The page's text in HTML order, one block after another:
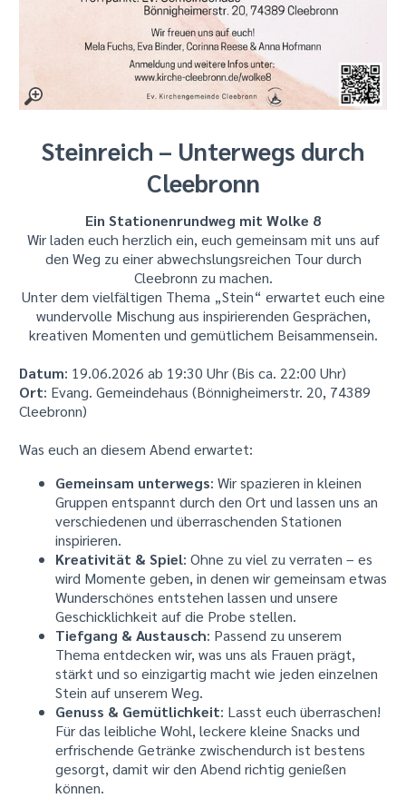
Steinreich – Unterwegs durch
Cleebronn
Ein Stationenrundweg mit Wolke 8
​Wir laden euch herzlich ein, euch gemeinsam mit uns auf
den Weg zu einer abwechslungsreichen Tour durch
Cleebronn zu machen.
Unter dem vielfältigen Thema „Stein“ erwartet euch eine
wundervolle Mischung aus inspirierenden Gesprächen,
kreativen Momenten und gemütlichem Beisammensein.
Datum: 19.06.2026 ab 19:30 Uhr (Bis ca. 22:00 Uhr)
Ort: Evang. Gemeindehaus (Bönnigheimerstr. 20, 74389
Cleebronn)
Was euch an diesem Abend erwartet:
Gemeinsam unterwegs: Wir spazieren in kleinen
Gruppen entspannt durch den Ort und lassen uns an
verschiedenen und überraschenden Stationen
inspirieren.
Kreativität & Spiel: Ohne zu viel zu verraten – es
wird Momente geben, in denen wir gemeinsam etwas
Wunderschönes entstehen lassen und unsere
Geschicklichkeit auf die Probe stellen.
Tiefgang & Austausch: Passend zu unserem
Thema entdecken wir, was uns als Frauen prägt,
stärkt und so einzigartig macht wie jeden einzelnen
Stein auf unserem Weg.
Genuss & Gemütlichkeit: Lasst euch überraschen!
Für das leibliche Wohl, leckere kleine Snacks und
erfrischende Getränke zwischendurch ist bestens
gesorgt, damit wir den Abend richtig genießen
können.